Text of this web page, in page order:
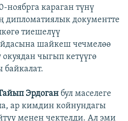
ноябрга караган түнү
дипломатиялык документте
тиешелүү
шайкеш чечмелөө
окуядан чыгып кетүүгө
байкалат.
Эрдоган бул маселеге
ар кимдин койнундагы
менен чектелди. Ал эми